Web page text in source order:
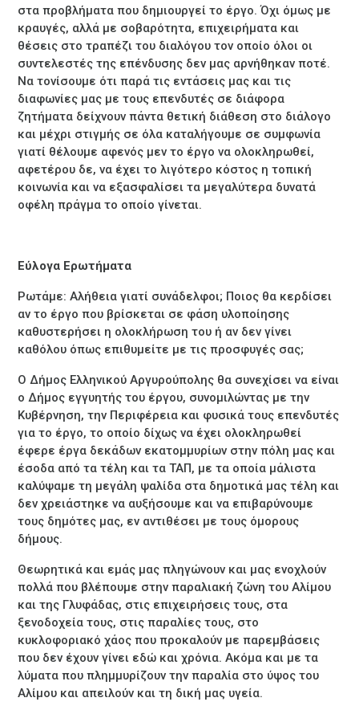
στα προβλήματα που δημιουργεί το έργο. Όχι όμως με
κραυγές, αλλά με σοβαρότητα, επιχειρήματα και
θέσεις στο τραπέζι του διαλόγου τον οποίο όλοι οι
συντελεστές της επένδυσης δεν μας αρνήθηκαν ποτέ.
Να τονίσουμε ότι παρά τις εντάσεις μας και τις
διαφωνίες μας με τους επενδυτές σε διάφορα
ζητήματα δείχνουν πάντα θετική διάθεση στο διάλογο
και μέχρι στιγμής σε όλα καταλήγουμε σε συμφωνία
γιατί θέλουμε αφενός μεν το έργο να ολοκληρωθεί,
αφετέρου δε, να έχει το λιγότερο κόστος η τοπική
κοινωνία και να εξασφαλίσει τα μεγαλύτερα δυνατά
οφέλη πράγμα το οποίο γίνεται.
Εύλογα Ερωτήματα
Ρωτάμε: Αλήθεια γιατί συνάδελφοι; Ποιος θα κερδίσει
αν το έργο που βρίσκεται σε φάση υλοποίησης
καθυστερήσει η ολοκλήρωση του ή αν δεν γίνει
καθόλου όπως επιθυμείτε με τις προσφυγές σας;
Ο Δήμος Ελληνικού Αργυρούπολης θα συνεχίσει να είναι
ο Δήμος εγγυητής του έργου, συνομιλώντας με την
Κυβέρνηση, την Περιφέρεια και φυσικά τους επενδυτές
για το έργο, το οποίο δίχως να έχει ολοκληρωθεί
έφερε έργα δεκάδων εκατομμυρίων στην πόλη μας και
έσοδα από τα τέλη και τα ΤΑΠ, με τα οποία μάλιστα
καλύψαμε τη μεγάλη ψαλίδα στα δημοτικά μας τέλη και
δεν χρειάστηκε να αυξήσουμε και να επιβαρύνουμε
τους δημότες μας, εν αντιθέσει με τους όμορους
δήμους.
Θεωρητικά και εμάς μας πληγώνουν και μας ενοχλούν
πολλά που βλέπουμε στην παραλιακή ζώνη του Αλίμου
και της Γλυφάδας, στις επιχειρήσεις τους, στα
ξενοδοχεία τους, στις παραλίες τους, στο
κυκλοφοριακό χάος που προκαλούν με παρεμβάσεις
που δεν έχουν γίνει εδώ και χρόνια. Ακόμα και με τα
λύματα που πλημμυρίζουν την παραλία στο ύψος του
Αλίμου και απειλούν και τη δική μας υγεία.